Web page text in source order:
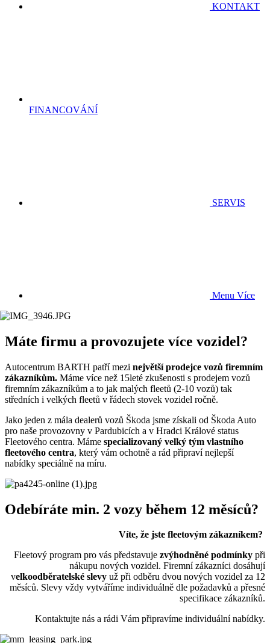
KONTAKT
FINANCOVÁNÍ
SERVIS
Menu Více
Máte firmu a provozujete více vozidel?
Autocentrum BARTH patří mezi největší prodejce vozů firemním
zákazníkům. Máme více než 15leté zkušenosti s prodejem vozů
firemním zákazníkům a to jak malých fleetů (2-10 vozů) tak
středních i velkých fleetů v řádech stovek vozidel ročně.
Jako jeden z mála dealerů vozů Škoda jsme získali od Škoda Auto
pro naše provozovny v Pardubicích a v Hradci Králové status
Fleetového centra. Máme specializovaný velký tým vlastního
fleetového centra, který vám ochotně a rád připraví nejlepší
nabídky speciálně na míru.
Odebíráte min. 2 vozy během 12 měsíců?
Víte, že jste fleetovým zákazníkem?
Fleetový program pro vás představuje zvýhodněné podmínky při
nákupu nových vozidel. Firemní zákazníci dosáhují
velkoodběratelské slevy už při odběru dvou nových vozidel za 12
měsíců. Slevy vždy vytváříme individuálně dle požadavků a přesné
specifikace zákazníků.
Kontaktujte nás a rádi Vám připravíme individuální nabídky.